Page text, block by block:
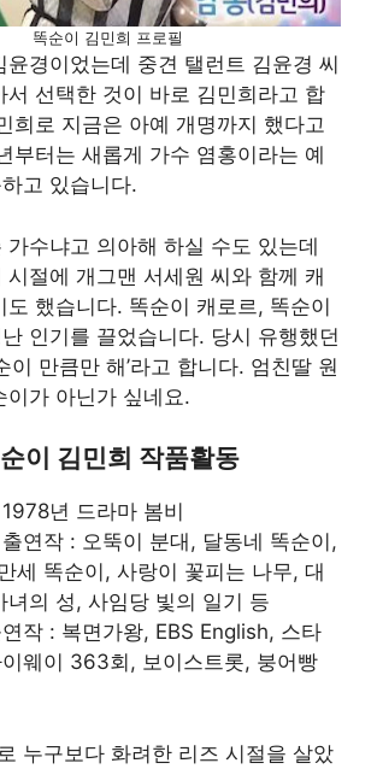
똑순이 김민희 프로필
윤경이었는데 중견 탤런트 김윤경 씨
서 선택한 것이 바로 김민희라고 합
희로 지금은 아예 개명까지 했다고
부터는 새롭게 가수 염홍이라는 예
고 있습니다.
가수냐고 의아해 하실 수도 있는데
시절에 개그맨 서세원 씨와 함께 캐
도 했습니다. 똑순이 캐로르, 똑순이
인기를 끌었습니다. 당시 유행했던
이 만큼만 해’라고 합니다. 엄친딸 원
이가 아닌가 싶네요.
이 김민희 작품활동
년 드라마 봄비
연작 : 오뚝이 분대, 달동네 똑순이,
세 똑순이, 사랑이 꽃피는 나무, 대
녀의 성, 사임당 빛의 일기 등
작 : 복면가왕, EBS English, 스타
웨이 363회, 보이스트롯, 붕어빵
누구보다 화려한 리즈 시절을 살았